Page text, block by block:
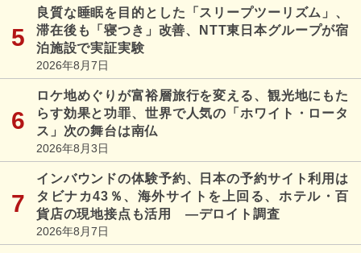
良質な睡眠を目的とした「スリープツーリズム」、
滞在後も「寝つき」改善、NTT東日本グループが宿
泊施設で実証実験
2026年8月7日
ロケ地めぐりが富裕層旅行を変える、観光地にもた
らす効果と功罪、世界で人気の「ホワイト・ロータ
ス」次の舞台は南仏
2026年8月3日
インバウンドの体験予約、日本の予約サイト利用は
タビナカ43％、海外サイトを上回る、ホテル・百
貨店の現地接点も活用 ―デロイト調査
2026年8月7日